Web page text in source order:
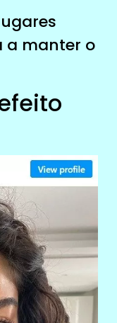
a manter o